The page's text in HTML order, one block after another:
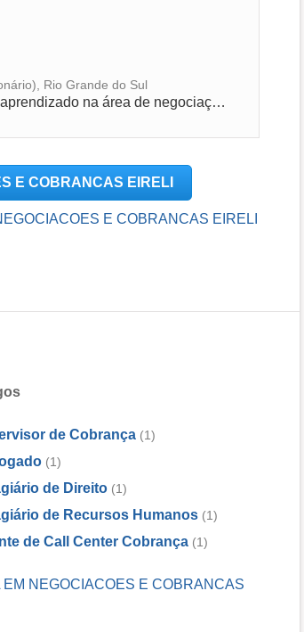
Rio Grande do Sul
Bom ambiente de trabalho, com oportunidades de aprendizado na área de negociação e cobrança.
E COBRANCAS EIRELI
E COBRANCAS EIRELI
de Cobrança (1)
(1)
de Direito (1)
de Recursos Humanos (1)
de Call Center Cobrança (1)
NEGOCIACOES E COBRANCAS